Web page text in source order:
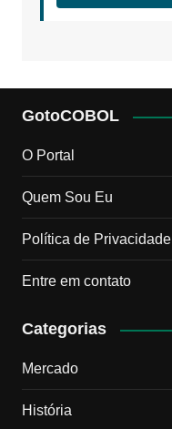
GotoCOBOL
O Portal
Quem Sou Eu
Política de Privacidade
Entre em contato
Categorias
Mercado
História